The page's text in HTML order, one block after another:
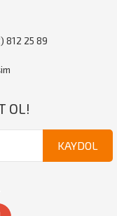
812 25 89
OL!
KAYDOL